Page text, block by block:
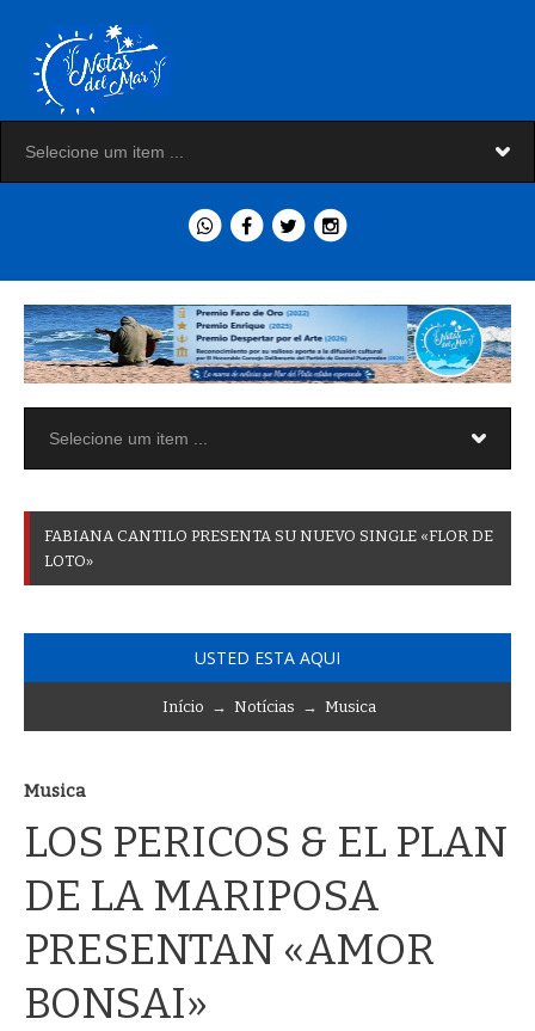
FABIANA CANTILO PRESENTA SU NUEVO SINGLE «FLOR DE
LOTO»
USTED ESTA AQUI
Início → Notícias → Musica
Musica
LOS PERICOS & EL PLAN
DE LA MARIPOSA
PRESENTAN «AMOR
BONSAI»